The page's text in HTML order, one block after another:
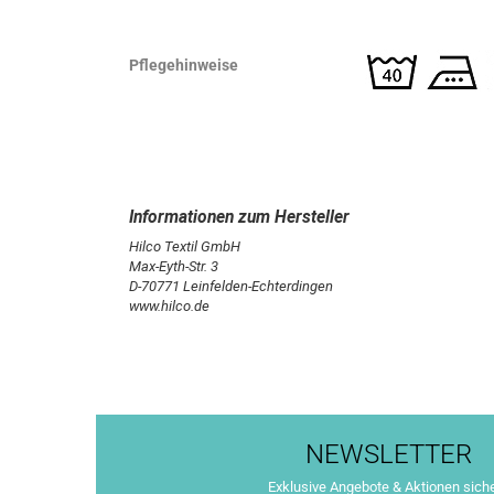
Pflegehinweise
Hilco Textil GmbH
Max-Eyth-Str. 3
D-70771 Leinfelden-Echterdingen
www.hilco.de
NEWSLETTER
Exklusive Angebote & Aktionen